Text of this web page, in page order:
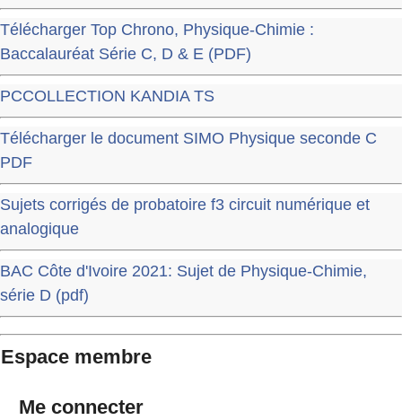
Télécharger Top Chrono, Physique-Chimie :
Baccalauréat Série C, D & E (PDF)
PCCOLLECTION KANDIA TS
Télécharger le document SIMO Physique seconde C
PDF
Sujets corrigés de probatoire f3 circuit numérique et
analogique
BAC Côte d'Ivoire 2021: Sujet de Physique-Chimie,
série D (pdf)
Espace membre
Me connecter